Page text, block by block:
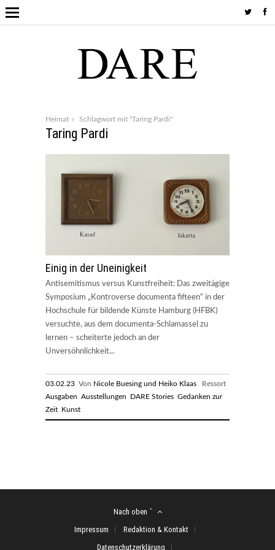
Heimat Schlagwort mit "Taring Pardi"
Taring Pardi
Einig in der Uneinigkeit
Antisemitismus versus Kunstfreiheit: Das zweitägige
Symposium „Kontroverse documenta fifteen“ in der
Hochschule für bildende Künste Hamburg (HFBK)
versuchte, aus dem documenta-Schlamassel zu
lernen – scheiterte jedoch an der
Unversöhnlichkeit...
03.02.23 Von Nicole Buesing und Heiko Klaas Ressort
Ausgaben Ausstellungen DARE Stories Gedanken zur
Zeit Kunst
Nach oben ˆ
Impressum
Redaktion & Kontakt
Datenschutzerklärung